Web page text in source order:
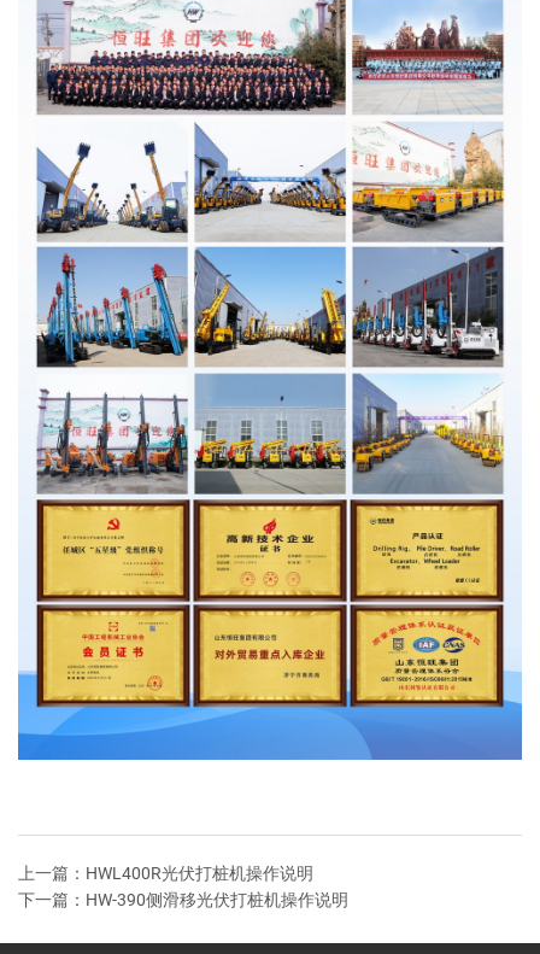
上一篇： HWL400R光伏打桩机操作说明
下一篇： HW-390侧滑移光伏打桩机操作说明